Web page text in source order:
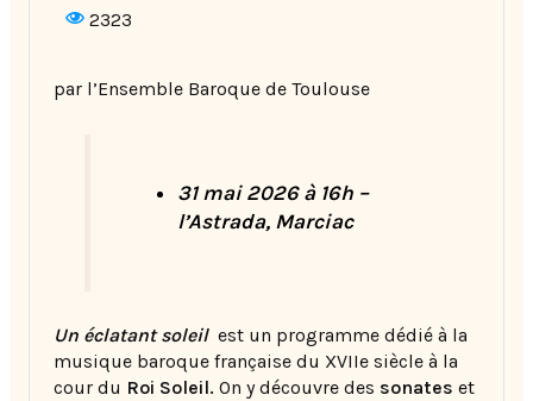
2323
par l’Ensemble Baroque de Toulouse
31 mai 2026 à 16h –
l’Astrada, Marciac
Un éclatant soleilest un programme dédié à la
musique baroque française du XVIIe siècle à la
cour du Roi Soleil. On y découvre des sonates et